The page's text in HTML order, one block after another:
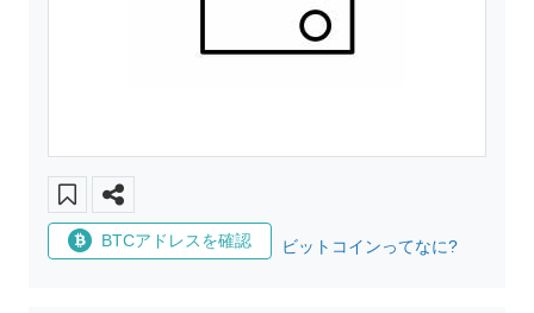
BTCアドレスを確認 ビットコインってなに?